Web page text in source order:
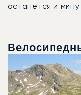
останется и